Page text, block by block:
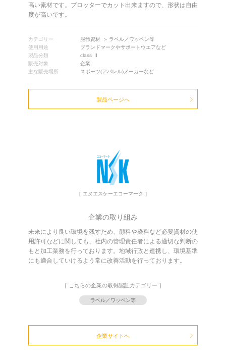
高い素材です。プロッターでカット出来ますので、形状は自由
度が高いです。
カテゴリー 服飾資材
ラベル／ワッペン等
使用用途
ブランドマークやサポートウエアなど
製品分類
class Ⅱ
販売対象
企業
主な販売場所
スポーツ(アパレル)メーカーなど
製品ページへ
［ エヌエスケーエコーマーク ］
企業の取り組み
未来により良い環境を残すため、顔料や染料など必要資材の使
用許可などに関しても、社内の管理責任者による適切な判断の
もと加工業務を行っております。地域行政と連携し、環境基準
にも適合していけるよう常に改善活動を行っております。
［ こちらの企業の取得認証カテゴリー ］
ラベル／ワッペン等
企業サイトへ